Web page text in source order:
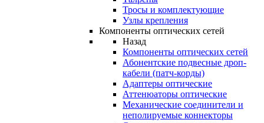
Тросы и комплектующие
Узлы крепления
Компоненты оптических сетей
Назад
Компоненты оптических сетей
Абонентские подвесные дроп-
кабели (патч-корды)
Адаптеры оптические
Аттенюаторы оптические
Механические соединители и
неполируемые коннекторы